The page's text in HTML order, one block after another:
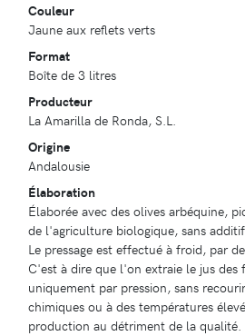
Couleur
Jaune aux reflets verts
Format
Boîte de 3 litres
Producteur
La Amarilla de Ronda, S.L.
Origine
Andalousie
Élaboration
Élaborée avec des olives arbéquine,
de l'agriculture biologique, sans
Le pressage est effectué à froid, par
C'est à dire que l'on extraie le jus
uniquement par pression, sans
chimiques ou à des températures
production au détriment de la qualité.